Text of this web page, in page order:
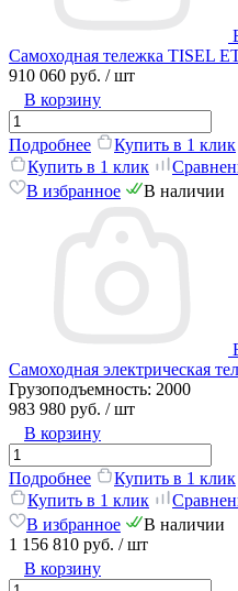
Самоходная тележка TISEL
910 060 руб. / шт
В корзину
Подробнее
Купить в 1 клик
Купить в 1 клик
В избранное
В наличии
Самоходная электрическая
Грузоподъемность: 2000
983 980 руб. / шт
В корзину
Подробнее
Купить в 1 клик
Купить в 1 клик
В избранное
В наличии
1 156 810 руб. / шт
В корзину